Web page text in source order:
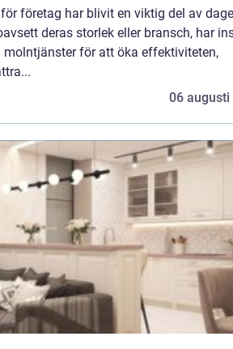
företag har blivit en viktig del av
deras storlek eller bransch, har
för att öka effektiviteten,
06 augusti